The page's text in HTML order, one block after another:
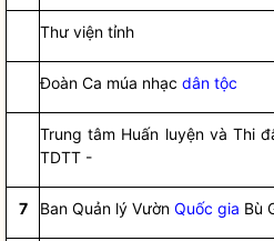
Thư viện tỉnh
Đoàn Ca múa nhạc dân tộc
Trung tâm Huấn luyện và Thi
TDTT -
7 Ban Quản lý Vườn Quốc gia Bù